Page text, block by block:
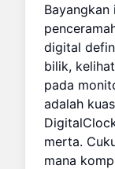
digital
bilik,
pada
adalah
merta.
mana